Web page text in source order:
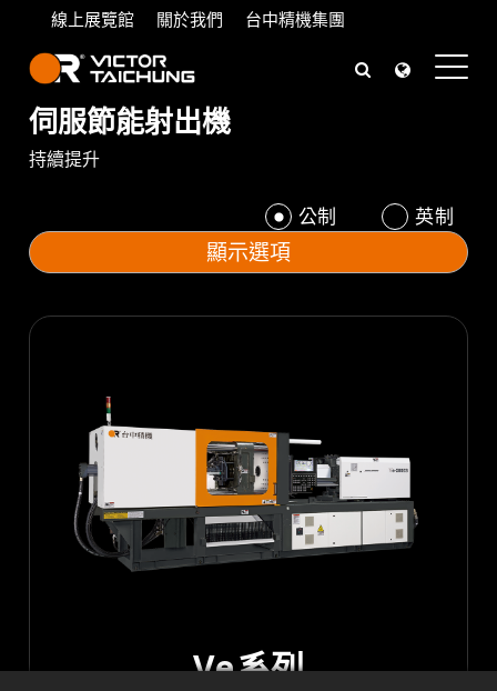
線上展覽館 關於我們 台中精機集團
首頁 產品介紹 塑膠射出機
伺服節能射出機
持續提升
公制 英制
顯示選項
Ve 系列